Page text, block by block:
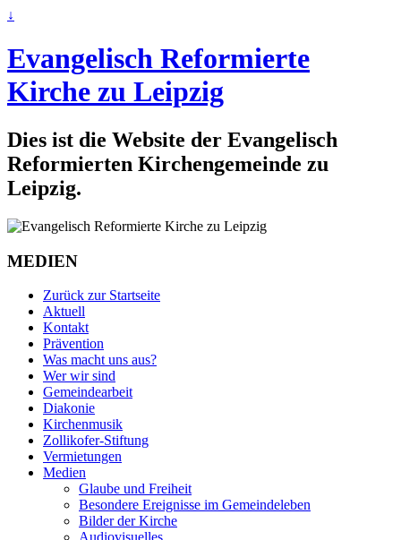
↓
Evangelisch Reformierte
Kirche zu Leipzig
Dies ist die Website der Evangelisch
Reformierten Kirchengemeinde zu
Leipzig.
MEDIEN
Zurück zur Startseite
Aktuell
Kontakt
Prävention
Was macht uns aus?
Wer wir sind
Gemeindearbeit
Diakonie
Kirchenmusik
Zollikofer-Stiftung
Vermietungen
Medien
Glaube und Freiheit
Besondere Ereignisse im Gemeindeleben
Bilder der Kirche